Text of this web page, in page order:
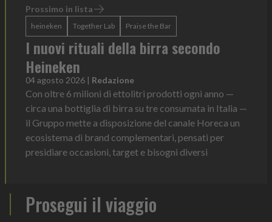
Prossimo in lista
heineken Together Lab Praise the Bar
I nuovi rituali della birra secondo
Heineken
04 agosto 2026 | Redazione
Con oltre 6 milioni di ettolitri prodotti ogni anno —
circa una bottiglia di birra su tre consumata in Italia —
il Gruppo mette a disposizione del canale Horeca un
ecosistema di brand complementari, pensati per
presidiare occasioni, target e bisogni diversi
Prosegui il viaggio